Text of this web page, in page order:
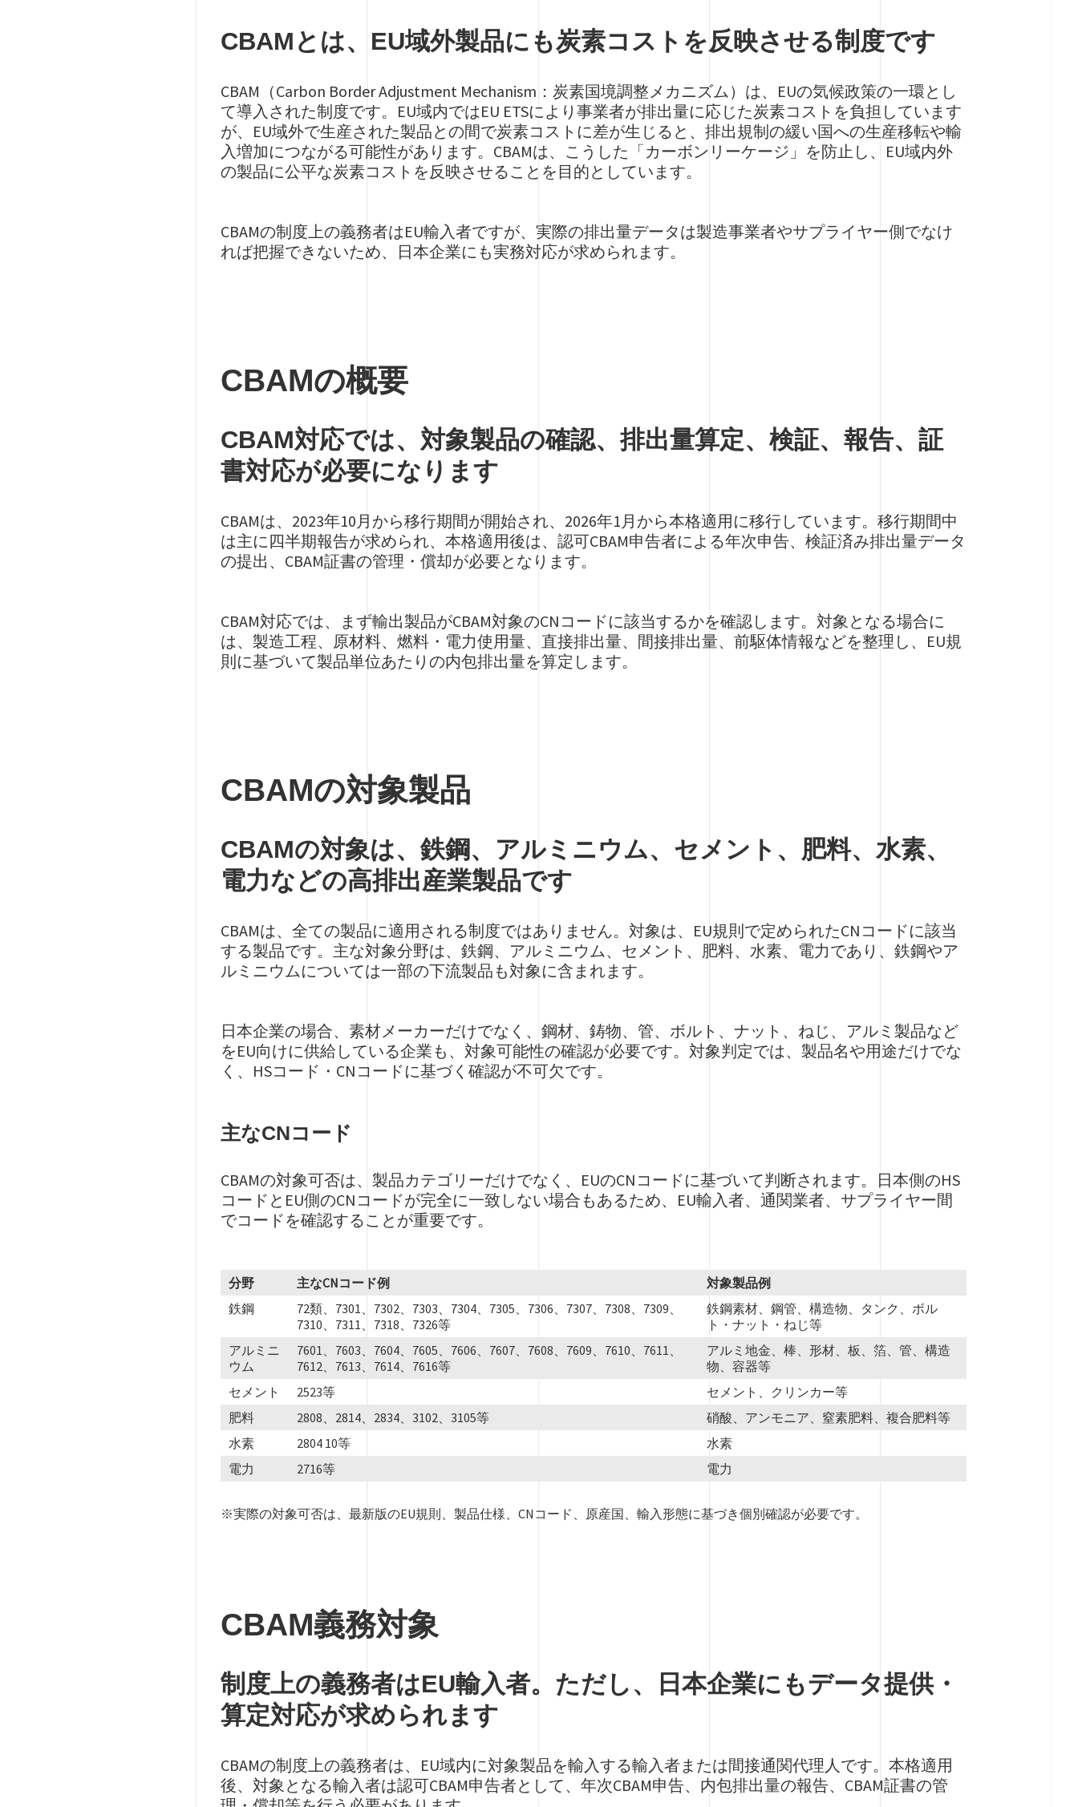
CBAMとは、EU域外製品にも炭素コストを反映させる制度です
CBAM（Carbon Border Adjustment Mechanism：炭素国境調整メカニズム）は、EUの気候政策の一環とし
て導入された制度です。EU域内ではEU ETSにより事業者が排出量に応じた炭素コストを負担しています
が、EU域外で生産された製品との間で炭素コストに差が生じると、排出規制の緩い国への生産移転や輸
入増加につながる可能性があります。CBAMは、こうした「カーボンリーケージ」を防止し、EU域内外
の製品に公平な炭素コストを反映させることを目的としています。
CBAMの制度上の義務者はEU輸入者ですが、実際の排出量データは製造事業者やサプライヤー側でなけ
れば把握できないため、日本企業にも実務対応が求められます。
CBAMの概要
CBAM対応では、対象製品の確認、排出量算定、検証、報告、証
書対応が必要になります
CBAMは、2023年10月から移行期間が開始され、2026年1月から本格適用に移行しています。移行期間中
は主に四半期報告が求められ、本格適用後は、認可CBAM申告者による年次申告、検証済み排出量データ
の提出、CBAM証書の管理・償却が必要となります。
CBAM対応では、まず輸出製品がCBAM対象のCNコードに該当するかを確認します。対象となる場合に
は、製造工程、原材料、燃料・電力使用量、直接排出量、間接排出量、前駆体情報などを整理し、EU規
則に基づいて製品単位あたりの内包排出量を算定します。
CBAMの対象製品
CBAMの対象は、鉄鋼、アルミニウム、セメント、肥料、水素、
電力などの高排出産業製品です
CBAMは、全ての製品に適用される制度ではありません。対象は、EU規則で定められたCNコードに該当
する製品です。主な対象分野は、鉄鋼、アルミニウム、セメント、肥料、水素、電力であり、鉄鋼やア
ルミニウムについては一部の下流製品も対象に含まれます。
日本企業の場合、素材メーカーだけでなく、鋼材、鋳物、管、ボルト、ナット、ねじ、アルミ製品など
をEU向けに供給している企業も、対象可能性の確認が必要です。対象判定では、製品名や用途だけでな
く、HSコード・CNコードに基づく確認が不可欠です。
主なCNコード
CBAMの対象可否は、製品カテゴリーだけでなく、EUのCNコードに基づいて判断されます。日本側のHS
コードとEU側のCNコードが完全に一致しない場合もあるため、EU輸入者、通関業者、サプライヤー間
でコードを確認することが重要です。
分野 主なCNコード例
対象製品例
鉄鋼
72類、7301、7302、7303、7304、7305、7306、7307、7308、7309、
7310、7311、7318、7326等
鉄鋼素材、鋼管、構造物、タンク、ボル
ト・ナット・ねじ等
アルミニ
ウム
7601、7603、7604、7605、7606、7607、7608、7609、7610、7611、
7612、7613、7614、7616等
アルミ地金、棒、形材、板、箔、管、構造
物、容器等
セメント
2523等
セメント、クリンカー等
肥料
2808、2814、2834、3102、3105等
硝酸、アンモニア、窒素肥料、複合肥料等
水素
2804 10等
水素
電力
2716等 電力
※実際の対象可否は、最新版のEU規則、製品仕様、CNコード、原産国、輸入形態に基づき個別確認が必要です。
CBAM義務対象
制度上の義務者はEU輸入者。ただし、日本企業にもデータ提供・
算定対応が求められます
CBAMの制度上の義務者は、EU域内に対象製品を輸入する輸入者または間接通関代理人です。本格適用
後、対象となる輸入者は認可CBAM申告者として、年次CBAM申告、内包排出量の報告、CBAM証書の管